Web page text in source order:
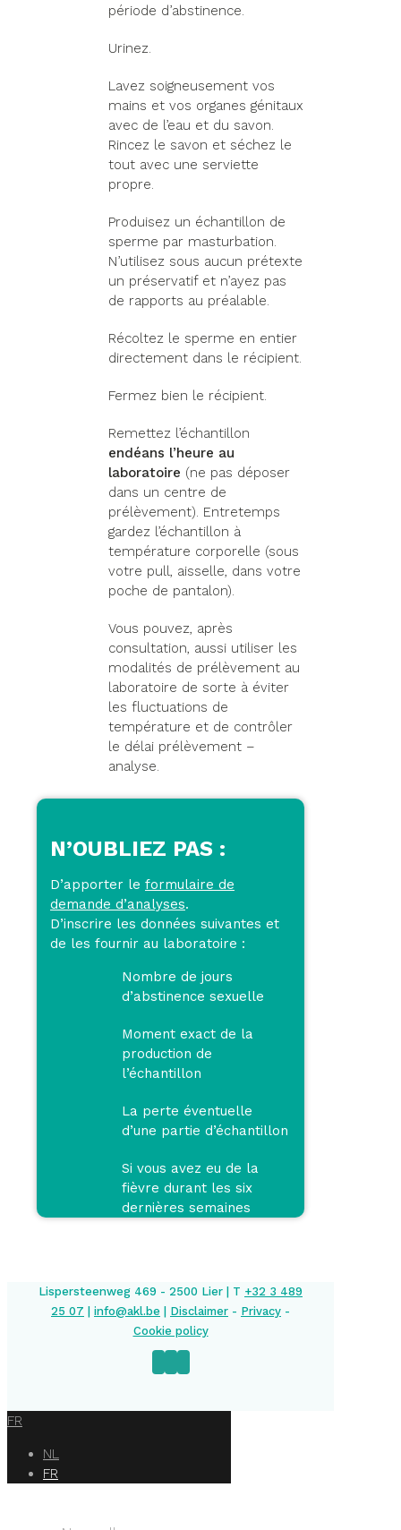
période d’abstinence.
Urinez.
Lavez soigneusement vos
mains et vos organes génitaux
avec de l’eau et du savon.
Rincez le savon et séchez le
tout avec une serviette
propre.
Produisez un échantillon de
sperme par masturbation.
N’utilisez sous aucun prétexte
un préservatif et n’ayez pas
de rapports au préalable.
Récoltez le sperme en entier
directement dans le récipient.
Fermez bien le récipient.
Remettez l’échantillon
endéans l’heure au
laboratoire (ne pas déposer
dans un centre de
prélèvement). Entretemps
gardez l’échantillon à
température corporelle (sous
votre pull, aisselle, dans votre
poche de pantalon).
Vous pouvez, après
consultation, aussi utiliser les
modalités de prélèvement au
laboratoire de sorte à éviter
les fluctuations de
température et de contrôler
le délai prélèvement –
analyse.
N’OUBLIEZ PAS :
D’apporter le formulaire de
demande d’analyses.
D’inscrire les données suivantes et
de les fournir au laboratoire :
Nombre de jours
d’abstinence sexuelle
Moment exact de la
production de
l’échantillon
La perte éventuelle
d’une partie d’échantillon
Si vous avez eu de la
fièvre durant les six
dernières semaines
Lispersteenweg 469 - 2500 Lier | T +32 3 489
25 07 | info@akl.be | Disclaimer - Privacy -
Cookie policy
FR
NL
FR